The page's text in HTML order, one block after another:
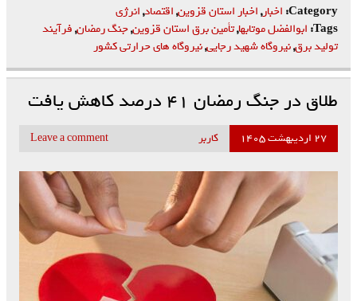
Category: اخبار,اخبار استان قزوین,اقتصاد,انرژی
Tags: ابوالفضل موتابها,تأمین برق استان قزوین,جنگ رمضان,فرآیند
تولید برق,نیروگاه شهید رجایی,نیروگاه های حرارتی کشور
طلاق در جنگ رمضان ۴۱ درصد کاهش یافت
۲۷ اردیبهشت ۱۴۰۵ کاربر Leave a comment